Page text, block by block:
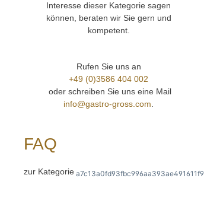
Interesse dieser Kategorie sagen
können, beraten wir Sie gern und
kompetent.
Rufen Sie uns an
+49 (0)3586 404 002
oder schreiben Sie uns eine Mail
info@gastro-gross.com
FAQ
zur Kategorie a7c13a0fd93fbc996aa393ae491611f9